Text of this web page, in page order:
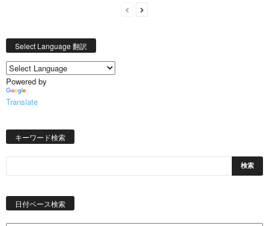
Select Language 翻訳
Powered by
Translate
キーワード検索
日付ベース検索